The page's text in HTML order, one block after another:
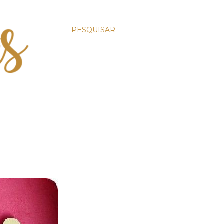
PESQUISAR